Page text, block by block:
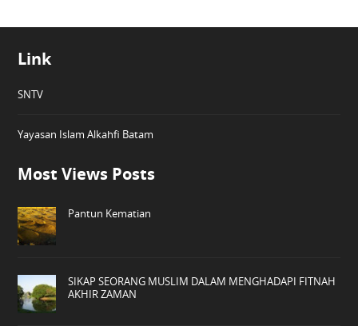
Link
SNTV
Yayasan Islam Alkahfi Batam
Most Views Posts
Pantun Kematian
SIKAP SEORANG MUSLIM DALAM MENGHADAPI FITNAH
AKHIR ZAMAN